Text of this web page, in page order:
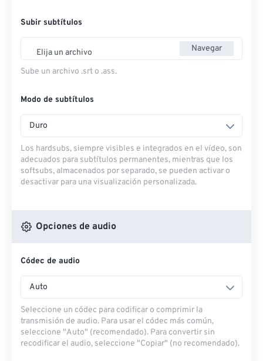
Subir subtítulos
Elija un archivo Navegar
Sube un archivo .srt o .ass.
Modo de subtítulos
Duro
Los hardsubs, siempre visibles e integrados en el vídeo, son
adecuados para subtítulos permanentes, mientras que los
softsubs, almacenados por separado, se pueden activar o
desactivar para una visualización personalizada.
Opciones de audio
Códec de audio
Auto
Seleccione un códec para codificar o comprimir la
transmisión de audio. Para usar el códec más común,
seleccione "Auto" (recomendado). Para convertir sin
recodificar el audio, seleccione "Copiar" (no recomendado).